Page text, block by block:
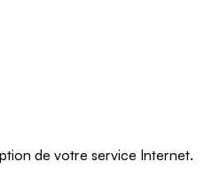
Saskatchewan
de votre service Internet.